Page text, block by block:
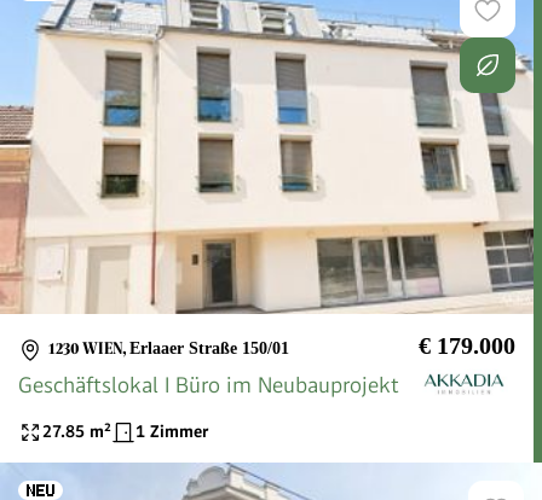
1230 WIEN, Erlaaer Straße 150/01 € 179.000
Geschäftslokal I Büro im Neubauprojekt
27.85 m² 1 Zimmer